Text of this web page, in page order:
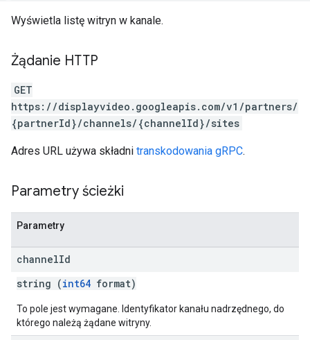
Wyświetla listę witryn w kanale.
Żądanie HTTP
GET
https://displayvideo.googleapis.com/v1/partners/
{partnerId}/channels/{channelId}/sites
Adres URL używa składni transkodowania gRPC.
Parametry ścieżki
Parametry
channelId
string (int64 format)
To pole jest wymagane. Identyfikator kanału nadrzędnego, do
którego należą żądane witryny.